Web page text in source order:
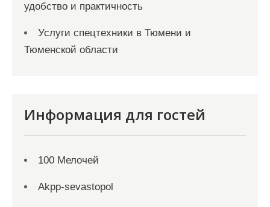
удобство и практичность
Услуги спецтехники в Тюмени и
Тюменской области
Информация для гостей
100 Мелочей
Akpp-sevastopol